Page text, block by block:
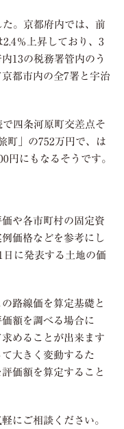
。京都府内では、前
2.4％上昇しており、 3
13の税務署管内のう
都市内の全7署と宇治
で四条河原町交差点そ
町」の752万円で、は
円にもなるそうです。
や各市町村の固定資
価格などを参考にし
日に発表する土地の価
路線価を算定基礎と
額を調べる場合に
めることが出来ます
大きく変動するた
価額を算定すること
にご相談ください。